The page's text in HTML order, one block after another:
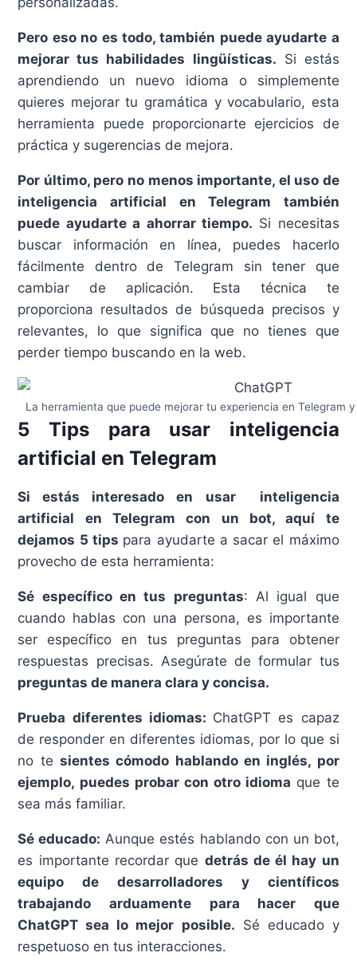
Pero eso no es todo, también puede ayudarte a
mejorar tus habilidades lingüísticas. Si estás
aprendiendo un nuevo idioma o simplemente
quieres mejorar tu gramática y vocabulario, esta
herramienta puede proporcionarte ejercicios de
práctica y sugerencias de mejora.
Por último, pero no menos importante, el uso de
inteligencia artificial en Telegram también
puede ayudarte a ahorrar tiempo. Si necesitas
buscar información en línea, puedes hacerlo
fácilmente dentro de Telegram sin tener que
cambiar de aplicación. Esta técnica te
proporciona resultados de búsqueda precisos y
relevantes, lo que significa que no tienes que
perder tiempo buscando en la web.
La herramienta que puede mejorar tu experiencia en Telegram
5 Tips para usar inteligencia
artificial en Telegram
Si estás interesado en usar inteligencia
artificial en Telegram con un bot, aquí te
dejamos 5 tips para ayudarte a sacar el máximo
provecho de esta herramienta:
Sé específico en tus preguntas: Al igual que
cuando hablas con una persona, es importante
ser específico en tus preguntas para obtener
respuestas precisas. Asegúrate de formular tus
preguntas de manera clara y concisa.
Prueba diferentes idiomas: ChatGPT es capaz
de responder en diferentes idiomas, por lo que si
no tesientes cómodo hablando en inglés, por
ejemplo, puedes probar con otro idioma que te
sea más familiar.
Sé educado: Aunque estés hablando con un bot,
es importante recordar que detrás de él hay un
equipo de desarrolladores y científicos
trabajando arduamente para hacer que
ChatGPT sea lo mejor posible. Sé educado y
respetuoso en tus interacciones.